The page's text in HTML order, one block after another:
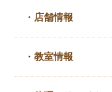
・ 店舗情報
・教室情報